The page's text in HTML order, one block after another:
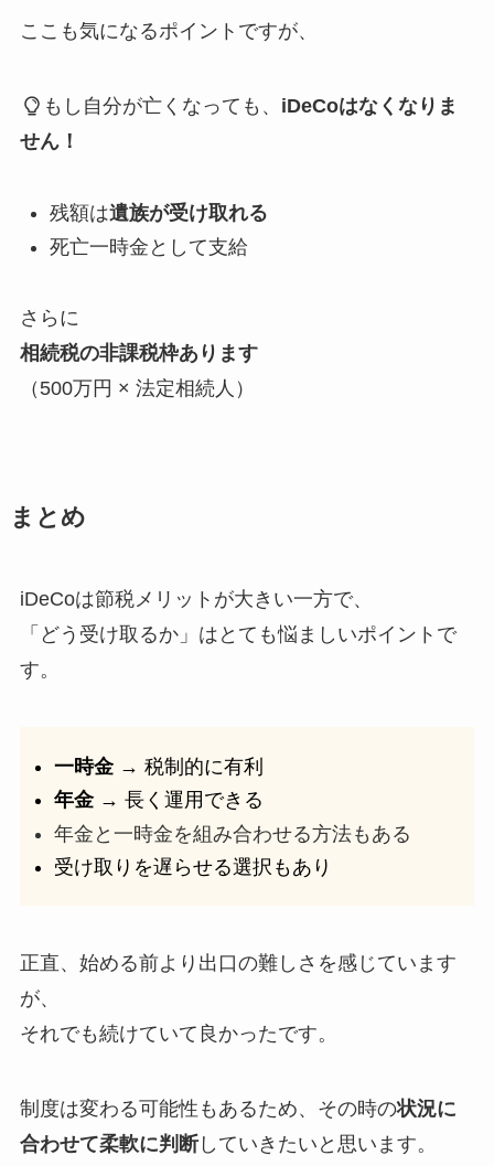
ここも気になるポイントですが、
もし自分が亡くなっても、 iDeCoはなくなりま
せん！
残額は遺族が受け取れる
死亡一時金として支給
さらに
相続税の非課税枠あります
（500万円 × 法定相続人）
まとめ
iDeCoは節税メリットが大きい一方で、
「どう受け取るか」はとても悩ましいポイントで
す。
一時金 → 税制的に有利
年金 → 長く運用できる
年金と一時金を組み合わせる方法もある
受け取りを遅らせる選択もあり
正直、始める前より出口の難しさを感じています
が、
それでも続けていて良かったです。
制度は変わる可能性もあるため、その時の状況に
合わせて柔軟に判断していきたいと思います。